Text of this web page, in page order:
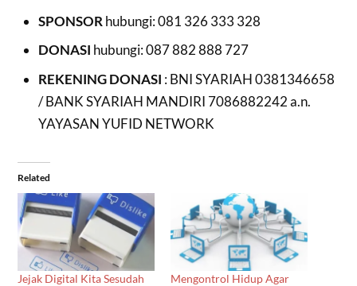
SPONSOR hubungi: 081 326 333 328
DONASI hubungi: 087 882 888 727
REKENING DONASI : BNI SYARIAH 0381346658
/ BANK SYARIAH MANDIRI 7086882242 a.n.
YAYASAN YUFID NETWORK
Related
Jejak Digital Kita Sesudah
Mengontrol Hidup Agar